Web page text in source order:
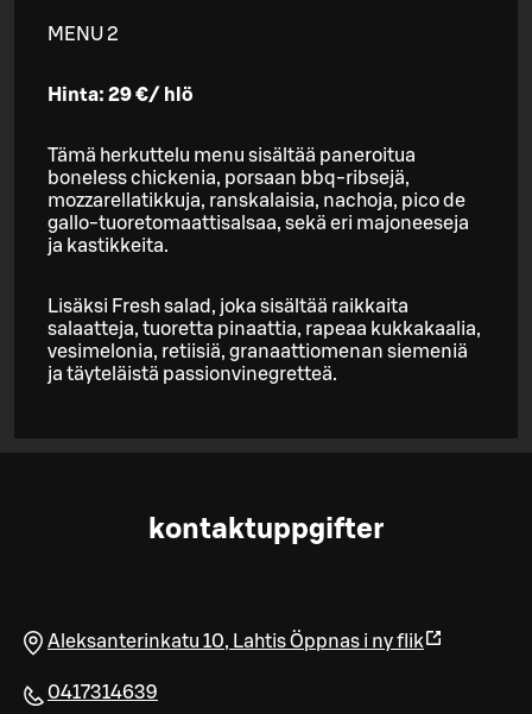
MENU 2
Hinta: 29 €/ hlö
Tämä herkuttelu menu sisältää paneroitua
boneless chickenia, porsaan bbq-ribsejä,
mozzarellatikkuja, ranskalaisia, nachoja, pico de
gallo-tuoretomaattisalsaa, sekä eri majoneeseja
ja kastikkeita.
Lisäksi Fresh salad, joka sisältää raikkaita
salaatteja, tuoretta pinaattia, rapeaa kukkakaalia,
vesimelonia, retiisiä, granaattiomenan siemeniä
ja täyteläistä passionvinegretteä.
kontaktuppgifter
Aleksanterinkatu 10, LahtisÖppnas i ny flik
0417314639